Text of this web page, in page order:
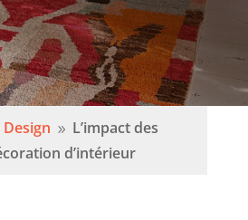
9 L’impact des
d’intérieur